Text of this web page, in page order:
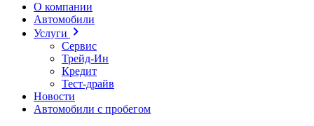
О компании
Автомобили
Услуги
Сервис
Трейд-Ин
Кредит
Тест-драйв
Новости
Автомобили с пробегом